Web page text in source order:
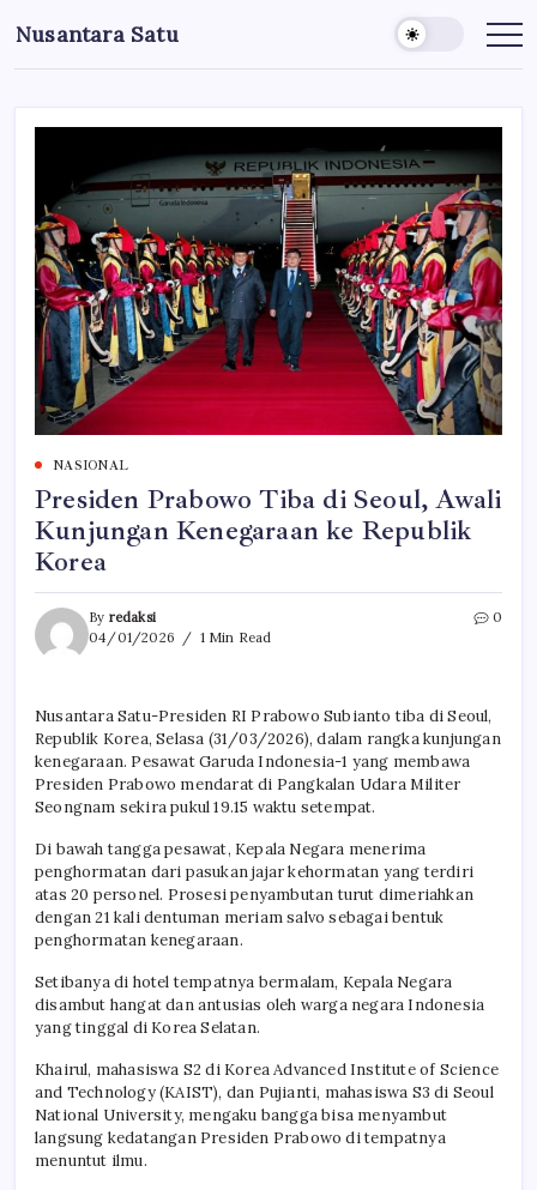
to
content
Nusantara Satu
Berita
Nusantara
NASIONAL
Presiden Prabowo Tiba di Seoul, Awali
Kunjungan Kenegaraan ke Republik
Korea
By redaksi
04/01/2026
1 Min Read
0
Nusantara Satu-Presiden RI Prabowo Subianto tiba di Seoul,
Republik Korea, Selasa (31/03/2026), dalam rangka kunjungan
kenegaraan. Pesawat Garuda Indonesia-1 yang membawa
Presiden Prabowo mendarat di Pangkalan Udara Militer
Seongnam sekira pukul 19.15 waktu setempat.
Di bawah tangga pesawat, Kepala Negara menerima
penghormatan dari pasukan jajar kehormatan yang terdiri
atas 20 personel. Prosesi penyambutan turut dimeriahkan
dengan 21 kali dentuman meriam salvo sebagai bentuk
penghormatan kenegaraan.
Setibanya di hotel tempatnya bermalam, Kepala Negara
disambut hangat dan antusias oleh warga negara Indonesia
yang tinggal di Korea Selatan.
Khairul, mahasiswa S2 di Korea Advanced Institute of Science
and Technology (KAIST), dan Pujianti, mahasiswa S3 di Seoul
National University, mengaku bangga bisa menyambut
langsung kedatangan Presiden Prabowo di tempatnya
menuntut ilmu.